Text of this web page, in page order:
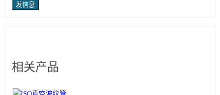
发信息
相关产品